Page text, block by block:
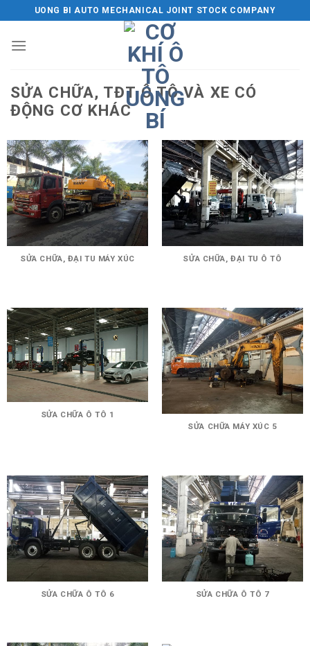
to
content
UONG BI AUTO MECHANICAL JOINT STOCK COMPANY
SỬA CHỮA, TĐT Ô TÔ VÀ XE CÓ
ĐỘNG CƠ KHÁC
SỬA CHỮA, ĐẠI TU MÁY XÚC SỬA CHỮA, ĐẠI TU Ô TÔ
SỬA CHỮA Ô TÔ 1
SỬA CHỮA MÁY XÚC 5
SỬA CHỮA Ô TÔ 6 SỬA CHỮA Ô TÔ 7